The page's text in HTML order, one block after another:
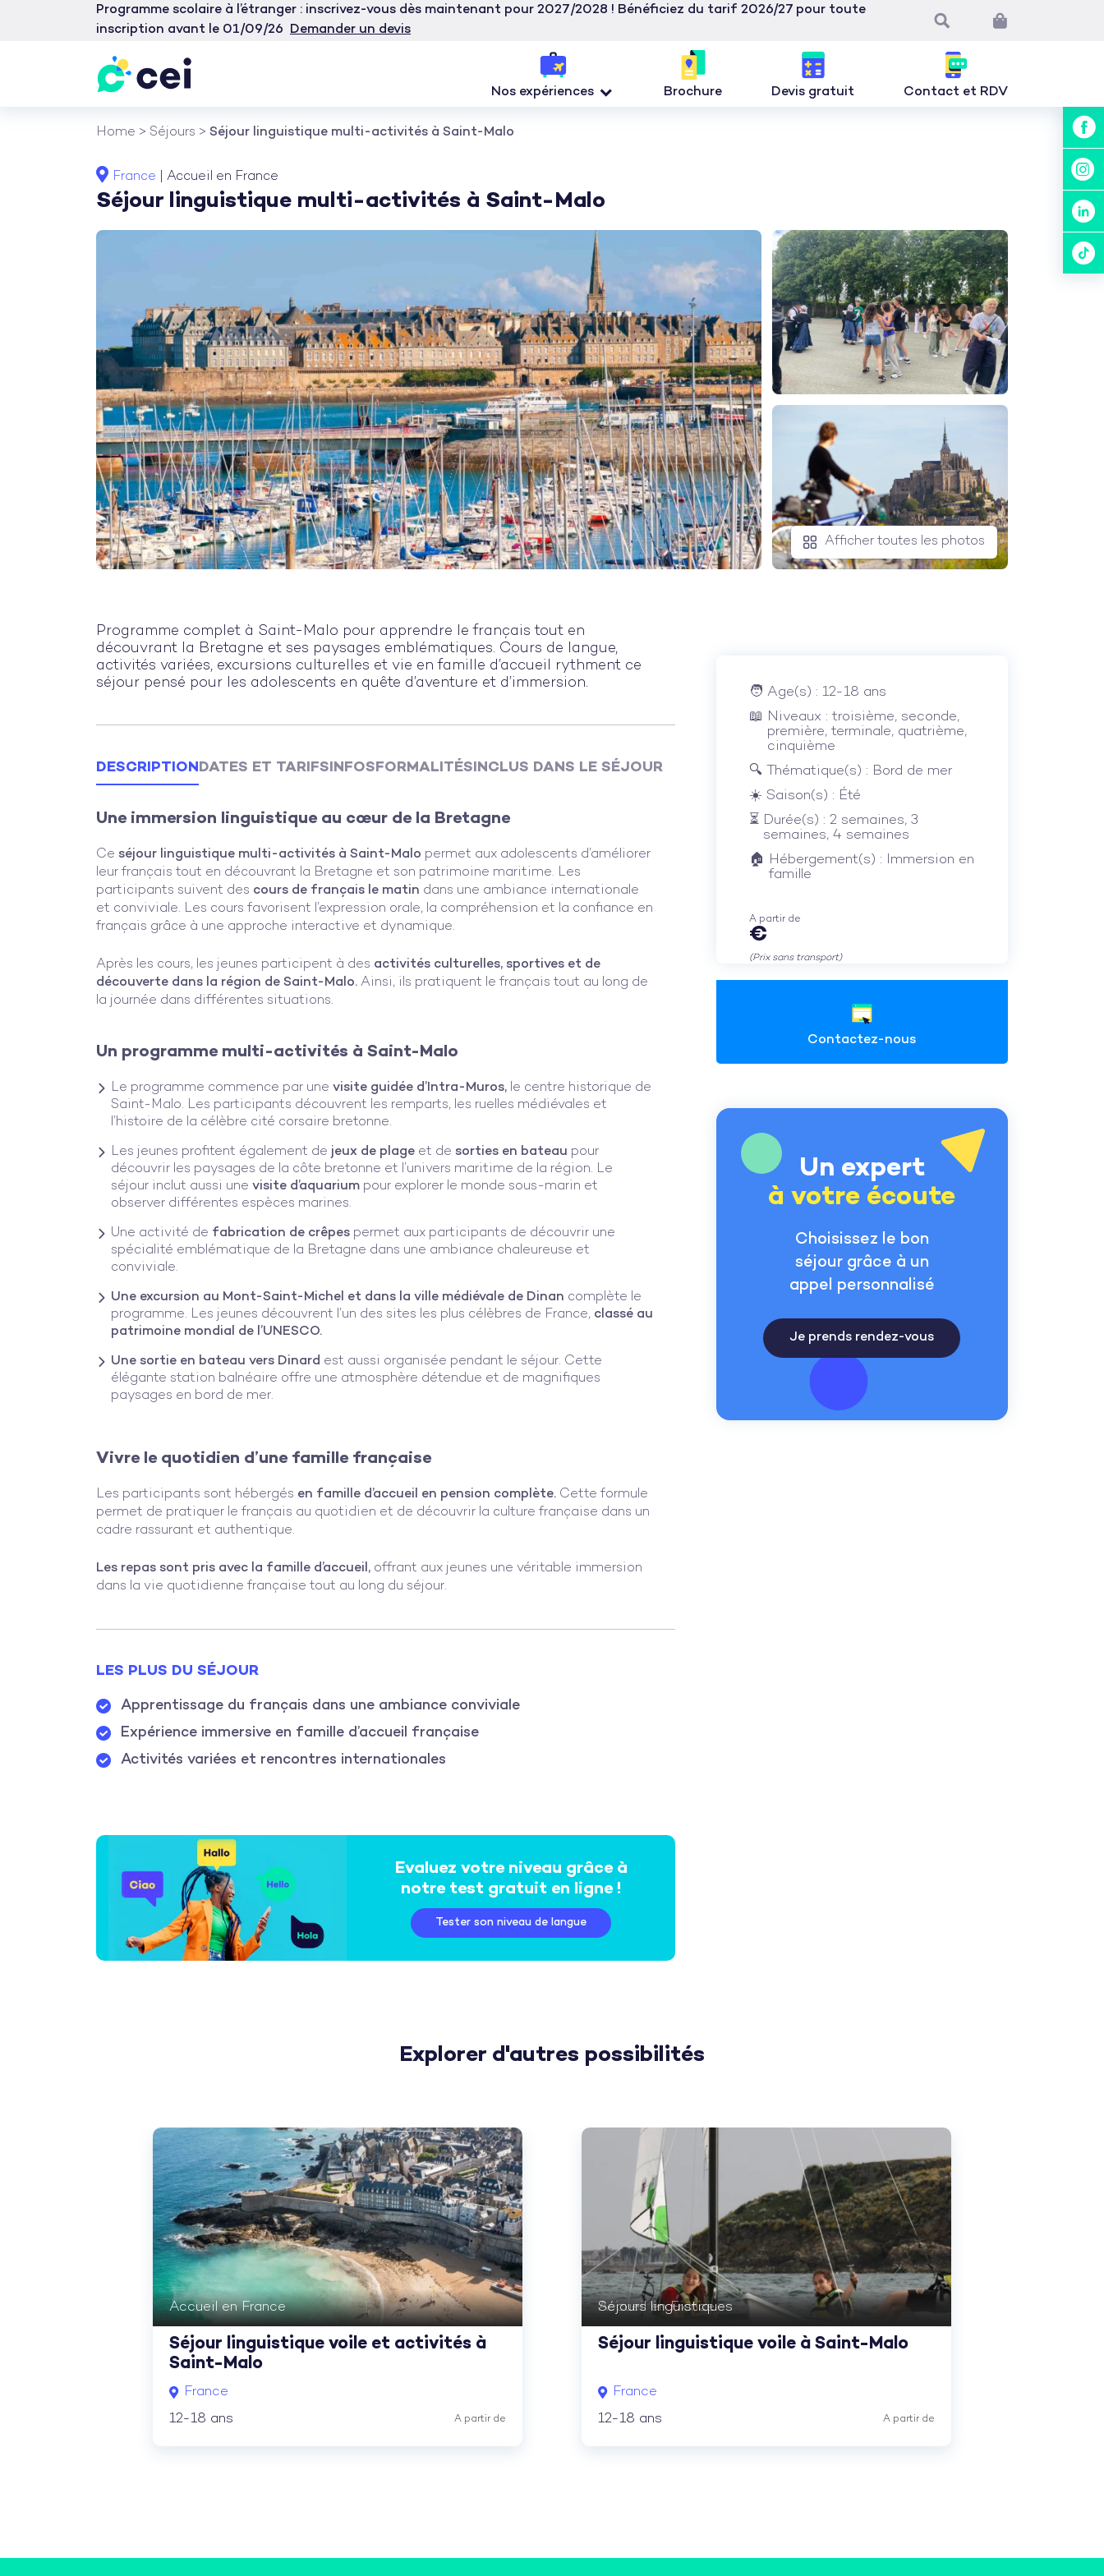
Programme scolaire à l’étranger : inscrivez-vous dès maintenant pour 2027/2028 ! Bénéficiez du tarif 2026/27 pour toute
inscription avant le 01/09/26 Demander un devis
Nos expériences Brochure Devis gratuit Contact et RDV
Home > Séjours > Séjour linguistique multi-activités à Saint-Malo
Afficher toutes les photos
France Accueil en France
Séjour linguistique multi-activités à Saint-Malo
Programme complet à Saint-Malo pour apprendre le français tout en
découvrant la Bretagne et ses paysages emblématiques. Cours de langue,
activités variées, excursions culturelles et vie en famille d’accueil rythment ce
séjour pensé pour les adolescents en quête d’aventure et d’immersion.
DESCRIPTIONDATES ET TARIFSINFOSFORMALITÉSINCLUS DANS LE SÉJOUR
Une immersion linguistique au cœur de la Bretagne
Ce séjour linguistique multi-activités à Saint-Malo permet aux adolescents d’améliorer
leur français tout en découvrant la Bretagne et son patrimoine maritime. Les
participants suivent des cours de français le matin dans une ambiance internationale
et conviviale. Les cours favorisent l’expression orale, la compréhension et la confiance en
français grâce à une approche interactive et dynamique.
Après les cours, les jeunes participent à des activités culturelles, sportives et de
découverte dans la région de Saint-Malo. Ainsi, ils pratiquent le français tout au long de
la journée dans différentes situations.
Un programme multi-activités à Saint-Malo
Le programme commence par une visite guidée d’Intra-Muros, le centre historique de
Saint-Malo. Les participants découvrent les remparts, les ruelles médiévales et
l’histoire de la célèbre cité corsaire bretonne.
Les jeunes profitent également de jeux de plage et de sorties en bateau pour
découvrir les paysages de la côte bretonne et l’univers maritime de la région. Le
séjour inclut aussi une visite d’aquarium pour explorer le monde sous-marin et
observer différentes espèces marines.
Une activité de fabrication de crêpes permet aux participants de découvrir une
spécialité emblématique de la Bretagne dans une ambiance chaleureuse et
conviviale.
Une excursion au Mont-Saint-Michel et dans la ville médiévale de Dinan complète le
programme. Les jeunes découvrent l’un des sites les plus célèbres de France, classé au
patrimoine mondial de l’UNESCO.
Une sortie en bateau vers Dinard est aussi organisée pendant le séjour. Cette
élégante station balnéaire offre une atmosphère détendue et de magnifiques
paysages en bord de mer.
Vivre le quotidien d’une famille française
Les participants sont hébergés en famille d’accueil en pension complète. Cette formule
permet de pratiquer le français au quotidien et de découvrir la culture française dans un
cadre rassurant et authentique.
Les repas sont pris avec la famille d’accueil, offrant aux jeunes une véritable immersion
dans la vie quotidienne française tout au long du séjour.
LES PLUS DU SÉJOUR
Apprentissage du français dans une ambiance conviviale
Expérience immersive en famille d’accueil française
Activités variées et rencontres internationales
Evaluez votre niveau grâce à
notre test gratuit en ligne !
Tester son niveau de langue
Age(s) : 12-18 ans
Niveaux : troisième, seconde,
première, terminale, quatrième,
cinquième
Thématique(s) : Bord de mer
Saison(s) : Été
Durée(s) : 2 semaines, 3
semaines, 4 semaines
Hébergement(s) : Immersion en
famille
A partir de
€
(Prix sans transport)
Contactez-nous
Un expert
à votre écoute
Choisissez le bon
séjour grâce à un
appel personnalisé
Je prends rendez-vous
Explorer d'autres possibilités
Accueil en France
Séjour linguistique voile et activités à
Saint-Malo
France
12-18 ans
A partir de
Accueil en France
Séjours linguistiques
Séjour linguistique voile à Saint-Malo
France
12-18 ans
A partir de